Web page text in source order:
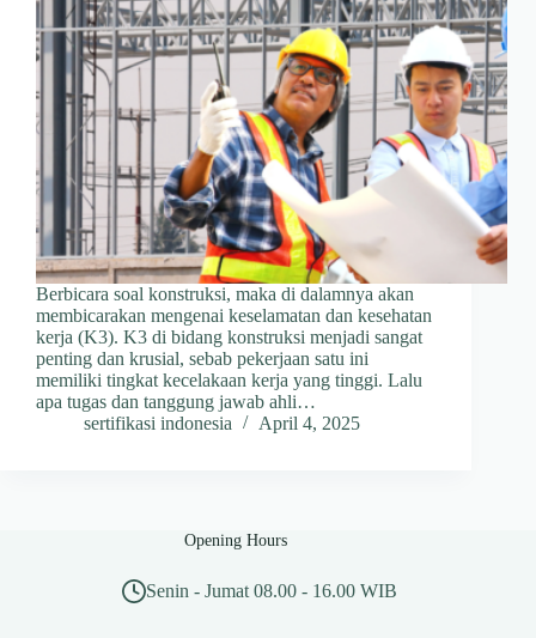
Berbicara soal konstruksi, maka di dalamnya akan
membicarakan mengenai keselamatan dan kesehatan
kerja (K3). K3 di bidang konstruksi menjadi sangat
penting dan krusial, sebab pekerjaan satu ini
memiliki tingkat kecelakaan kerja yang tinggi. Lalu
apa tugas dan tanggung jawab ahli…
sertifikasi indonesia
April 4, 2025
Opening Hours
Senin - Jumat 08.00 - 16.00 WIB